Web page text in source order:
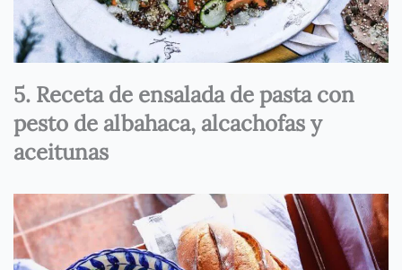
5. Receta de ensalada de pasta con
pesto de albahaca, alcachofas y
aceitunas